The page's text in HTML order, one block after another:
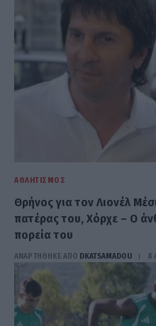
ΑΘΛΗΤΙΣΜΌΣ
Θρήνος για τον Λιονέλ
πατέρας του, Χόρχε – Ο
πορεία του
ΑΝΑΡΤΗΘΗΚΕ ΑΠΟ DKATSAMADOU 8